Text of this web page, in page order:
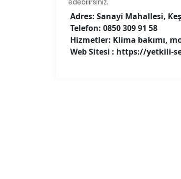
Adres: Sanayi Mahallesi,
Telefon: 0850 309 91 58
Hizmetler: Klima bakımı,
Web Sitesi : https://yetkili-